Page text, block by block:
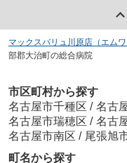
マックスバリュ川原店（エムワ
部郡大治町の総合病院
市区町村から探す
名古屋市千種区 / 名古
名古屋市瑞穂区 / 名古
名古屋市南区 / 尾張旭
町名から探す